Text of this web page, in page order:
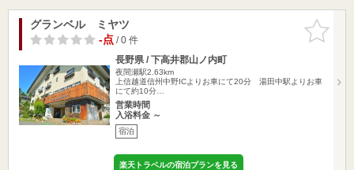
お気に入
りに追加
グランベル ミヤツ
-点/ 0 件
長野県 / 下高井郡山ノ内町
夜間瀬駅2.63km
上信越道信州中野ICよりお車にて20分 湯田中駅よりお車
にて約10分…
営業時間
入浴料金 ～
宿泊
楽天トラベルの宿泊プランを見る